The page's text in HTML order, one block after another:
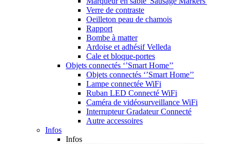
Verre de contraste
Oeilleton peau de chamois
Rapport
Bombe à matter
Ardoise et adhésif Velleda
Cale et bloque-portes
Objets connectés ‘’Smart Home’’
Objets connectés ‘’Smart Home’’
Lampe connectée WiFi
Ruban LED Connecté WiFi
Caméra de vidéosurveillance WiFi
Interrupteur Gradateur Connecté
Autre accessoires
Infos
Infos